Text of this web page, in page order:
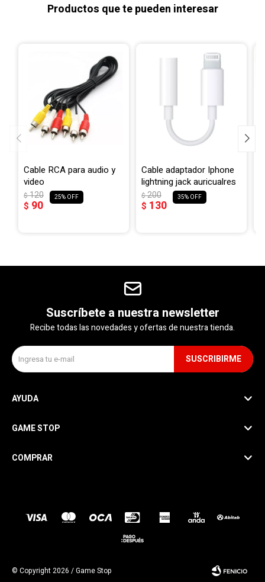
Productos que te pueden interesar
Cable RCA para audio y
video
$ 90
$120 25
Cable adaptador Iphone
lightning jack auricualres
$ 130
$200 35
Suscríbete a nuestra newsletter
Recibe todas las novedades y ofertas de nuestra tienda.
SUSCRIBIRME
AYUDA
GAME STOP
COMPRAR
© Copyright 2026 / Game Stop